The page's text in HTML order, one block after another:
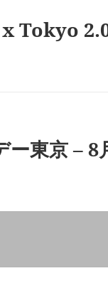
Tokyo
ー東京 – 8